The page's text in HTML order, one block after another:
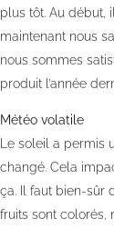
plus tôt. Au début,
maintenant nous
nous sommes
produit l’année
Météo volatile
Le soleil a permis
changé. Cela
ça. Il faut bien-sûr
fruits sont colorés,